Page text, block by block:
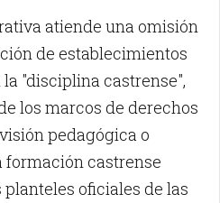
atiende una omisión
de establecimientos
"disciplina castrense",
los marcos de derechos
pedagógica o
castrense
oficiales de las